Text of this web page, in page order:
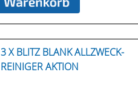
3 X BLITZ BLANK ALLZWECK-
REINIGER AKTION